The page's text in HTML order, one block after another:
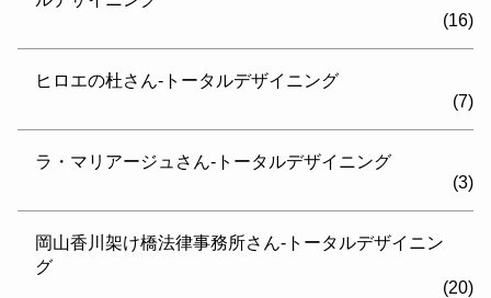
(16)
ヒロエの杜さん-トータルデザイニング
(7)
ラ・マリアージュさん-トータルデザイニング
(3)
岡山香川架け橋法律事務所さん-トータルデザイニン
グ
(20)